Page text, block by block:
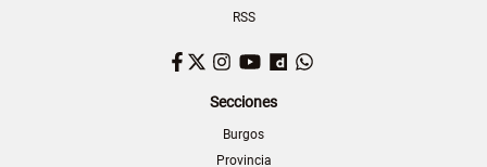
RSS
Facebook
TwitterInstagram
YouTubeDailymotion
Secciones
Burgos
Provincia